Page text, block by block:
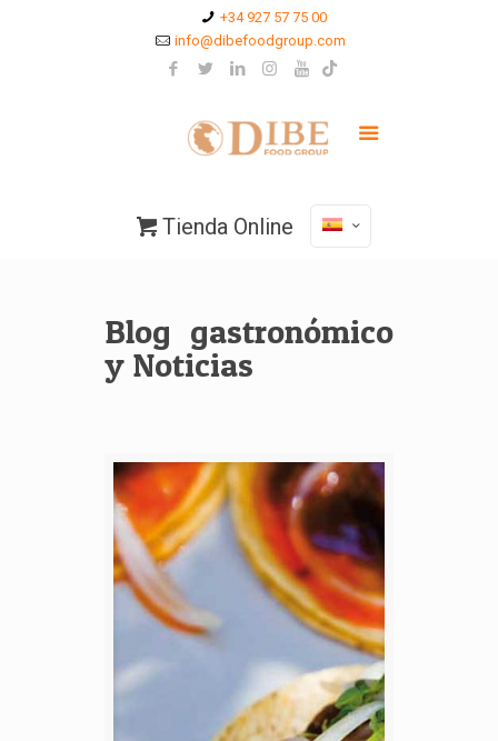
+34 927 57 75 00
info@dibefoodgroup.com
Tienda Online
Blog gastronómico
y Noticias